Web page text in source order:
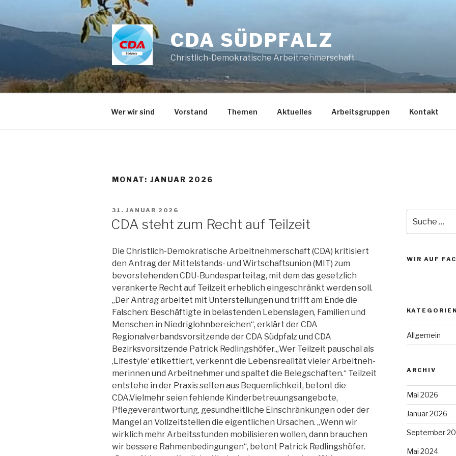
springen
CDA SÜDPFALZ
Christlich-Demokratische Arbeitnehmerschaft
Wer wir sind Vorstand Themen Aktuelles Arbeitsgruppen Kontakt
MONAT: JANUAR 2026
VERÖFFENTLICHT
31. JANUAR 2026
CDA steht zum Recht auf Teilzeit
Die Christlich-Demokratische Arbeitnehmerschaft (CDA) kritisiert
den Antrag der Mittelstands- und Wirtschaftsunion (MIT) zum
bevorstehenden CDU-Bundesparteitag, mit dem das gesetzlich
verankerte Recht auf Teilzeit erheblich eingeschränkt werden soll.
„Der Antrag arbeitet mit Unterstellungen und trifft am Ende die
Falschen: Beschäftigte in belastenden Lebenslagen, Familien und
Menschen in Niedriglohnbereichen“, erklärt der CDA
Regionalverbandsvorsitzende der CDA Südpfalz und CDA
Bezirksvorsitzende Patrick Redlingshöfer.„Wer Teilzeit pauschal als
‚Lifestyle‘ etikettiert, verkennt die Lebensrealität vieler Arbeitneh-
merinnen und Arbeitnehmer und spaltet die Belegschaften.“ Teilzeit
entstehe in der Praxis selten aus Bequemlichkeit, betont die
CDA.Vielmehr seien fehlende Kinderbetreuungsangebote,
Pflegeverantwortung, gesundheitliche Einschränkungen oder der
Mangel an Vollzeitstellen die eigentlichen Ursachen. „Wenn wir
wirklich mehr Arbeitsstunden mobilisieren wollen, dann brauchen
wir bessere Rahmenbedingungen“, betont Patrick Redlingshöfer.
nach:
WIR AUF
KATEGORIEN
Allgemein
ARCHIV
Mai 2026
Januar 2026
September
Mai 2024